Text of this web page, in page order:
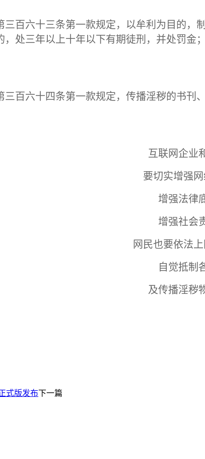
三百六十三条第一款规定，以牟利为目的
，处三年以上十年以下有期徒刑，并处罚
三百六十四条第一款规定，传播淫秽的书
互联网企业
要切实增强
增强法律
增强社会
网民也要依法
自觉抵制
及传播淫秽
式版发布下一篇